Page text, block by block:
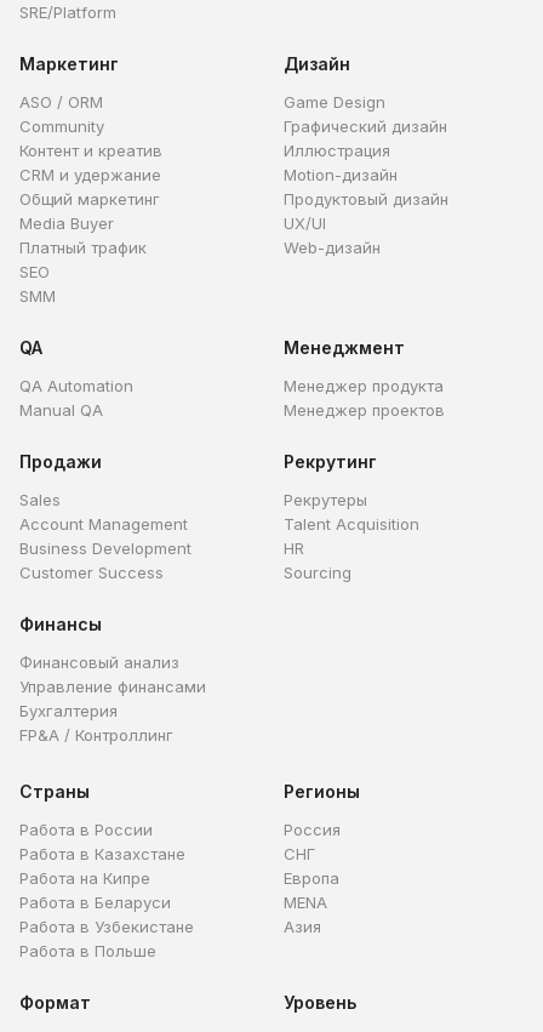
SRE/Platform
Маркетинг
ASO / ORM
Community
Контент и креатив
CRM и удержание
Общий маркетинг
Media Buyer
Платный трафик
SEO
SMM
Дизайн
Game Design
Графический дизайн
Иллюстрация
Motion-дизайн
Продуктовый дизайн
UX/UI
Web-дизайн
QA
QA Automation
Manual QA
Менеджмент
Менеджер продукта
Менеджер проектов
Продажи
Sales
Account Management
Business Development
Customer Success
Рекрутинг
Рекрутеры
Talent Acquisition
HR
Sourcing
Финансы
Финансовый анализ
Управление финансами
Бухгалтерия
FP&A / Контроллинг
Страны
Работа в России
Работа в Казахстане
Работа на Кипре
Работа в Беларуси
Работа в Узбекистане
Работа в Польше
Регионы
Россия
СНГ
Европа
MENA
Азия
Формат Уровень